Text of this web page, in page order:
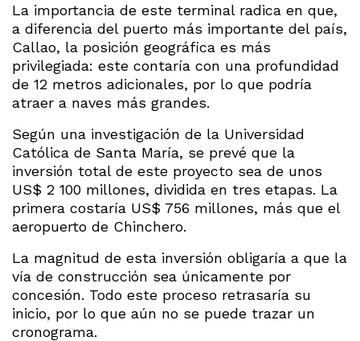
La importancia de este terminal radica en que,
a diferencia del puerto más importante del país,
Callao, la posición geográfica es más
privilegiada: este contaría con una profundidad
de 12 metros adicionales, por lo que podría
atraer a naves más grandes.
Según una investigación de la Universidad
Católica de Santa María, se prevé que la
inversión total de este proyecto sea de unos
US$ 2 100 millones, dividida en tres etapas. La
primera costaría US$ 756 millones, más que el
aeropuerto de Chinchero.
La magnitud de esta inversión obligaría a que la
vía de construcción sea únicamente por
concesión. Todo este proceso retrasaría su
inicio, por lo que aún no se puede trazar un
cronograma.